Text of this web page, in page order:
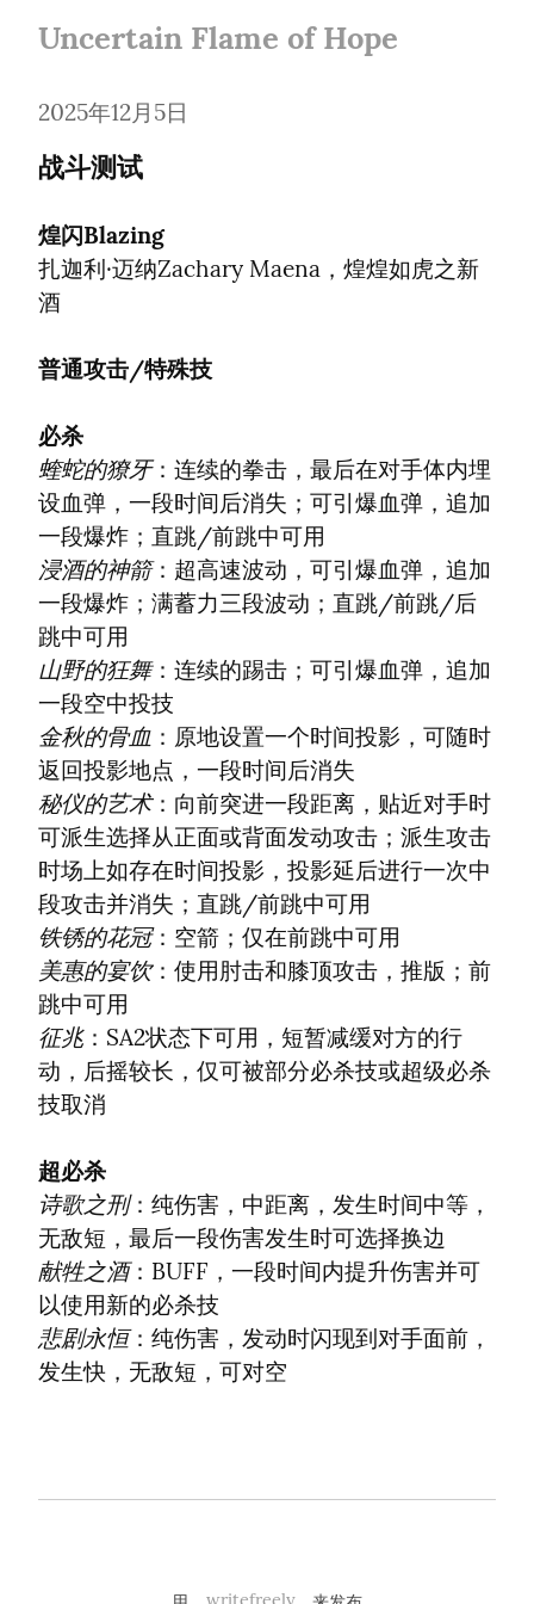
Uncertain Flame of Hope
2025年12月5日
战斗测试
煌闪Blazing
扎迦利·迈纳Zachary Maena，煌煌如虎之新
酒
普通攻击/特殊技
必杀
蝰蛇的獠牙：连续的拳击，最后在对手体内埋
设血弹，一段时间后消失；可引爆血弹，追加
浸酒的神箭：超高速波动，可引爆血弹，追加
一段爆炸；满蓄力三段波动；直跳/前跳/后
山野的狂舞：连续的踢击；可引爆血弹，追加
金秋的骨血 ：原地设置一个时间投影，可随时
秘仪的艺术：向前突进一段距离，贴近对手时
可派生选择从正面或背面发动攻击；派生攻击
时场上如存在时间投影，投影延后进行一次中
铁锈的花冠
美惠的宴饮：使用肘击和膝顶攻击，推版；前
征兆：SA2状态下可用，短暂减缓对方的行
动，后摇较长，仅可被部分必杀技或超级必杀
技取消
超必杀
诗歌之刑：纯伤害，中距离，发生时间中等，
献牲之酒：BUFF，一段时间内提升伤害并可
悲剧永恒：纯伤害，发动时闪现到对手面前，
发生快，无敌短，可对空